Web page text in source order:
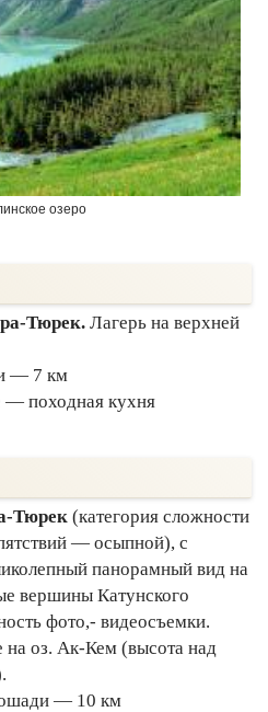
озеро
Тюрек. Лагерь на верхней
— 7 км
— походная кухня
Тюрек (категория сложности
— осыпной), с
панорамный вид на
вершины Катунского
фото,- видеосъемки.
на оз. Ак-Кем (высота над
— 10 км